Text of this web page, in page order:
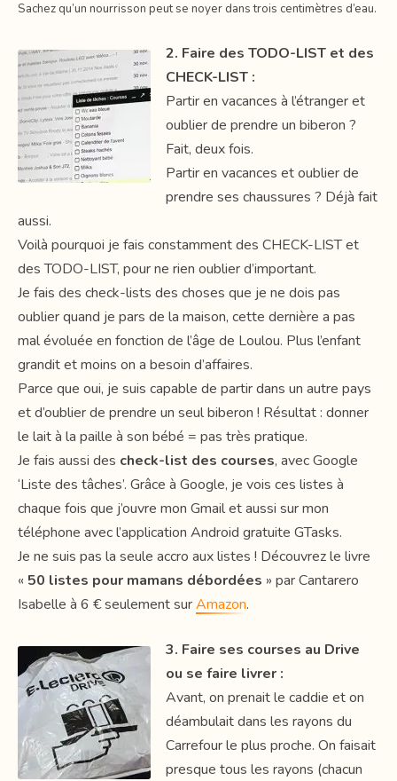
Sachez qu’un nourrisson peut se noyer dans trois centimètres d’eau.
2. Faire des TODO-LIST et des
CHECK-LIST :
Partir en vacances à l’étranger et
oublier de prendre un biberon ?
Fait, deux fois.
Partir en vacances et oublier de
prendre ses chaussures ? Déjà fait
aussi.
Voilà pourquoi je fais constamment des CHECK-LIST et
des TODO-LIST, pour ne rien oublier d’important.
Je fais des check-lists des choses que je ne dois pas
oublier quand je pars de la maison, cette dernière a pas
mal évoluée en fonction de l’âge de Loulou. Plus l’enfant
grandit et moins on a besoin d’affaires.
Parce que oui, je suis capable de partir dans un autre pays
et d’oublier de prendre un seul biberon ! Résultat : donner
le lait à la paille à son bébé = pas très pratique.
Je fais aussi des check-list des courses, avec Google
‘Liste des tâches’. Grâce à Google, je vois ces listes à
chaque fois que j’ouvre mon Gmail et aussi sur mon
téléphone avec l’application Android gratuite GTasks.
Je ne suis pas la seule accro aux listes ! Découvrez le livre
« 50 listes pour mamans débordées » par Cantarero
Isabelle à 6 € seulement surAmazon.
3. Faire ses courses au Drive
ou se faire livrer :
Avant, on prenait le caddie et on
déambulait dans les rayons du
Carrefour le plus proche. On faisait
presque tous les rayons (chacun